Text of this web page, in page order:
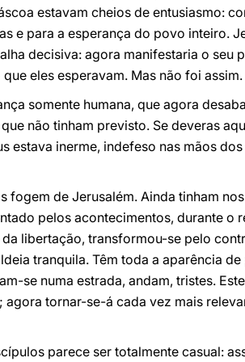
estavam cheios de entusiasmo:
e para a esperança do povo inteiro.
decisiva: agora manifestaria o seu
eles esperavam. Mas não foi assim.
somente humana, que agora
não tinham previsto. Se deveras
estava inerme, indefeso nas mãos
fogem de Jerusalém. Ainda tinham
pelos acontecimentos, durante o
libertação, transformou-se pelo
tranquila. Têm toda a aparência
se numa estrada, andam, tristes.
tornar-se-á cada vez mais
parece ser totalmente casual: